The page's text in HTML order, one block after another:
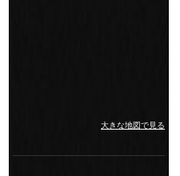
大きな地図で見る